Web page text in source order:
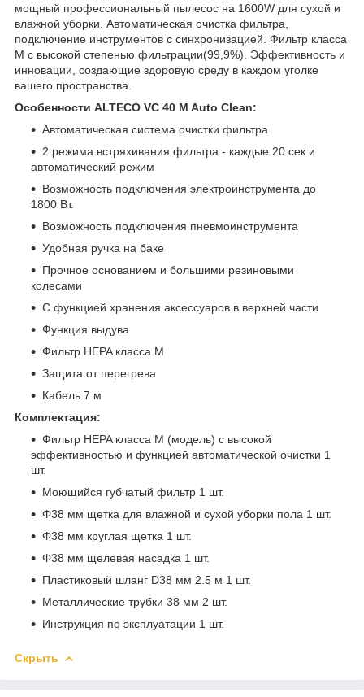
мощный профессиональный пылесос на 1600W для сухой и
влажной уборки. Автоматическая очистка фильтра,
подключение инструментов с синхронизацией. Фильтр класса
М с высокой степенью фильтрации(99,9%). Эффективность и
инновации, создающие здоровую среду в каждом уголке
вашего пространства.
Особенности ALTECO VC 40 M Auto Clean:
Автоматическая система очистки фильтра
2 режима встряхивания фильтра - каждые 20 сек и
автоматический режим
Возможность подключения электроинструмента до
1800 Вт.
Возможность подключения пневмоинструмента
Удобная ручка на баке
Прочное основанием и большими резиновыми
колесами
С функцией хранения аксессуаров в верхней части
Функция выдува
Фильтр HEPA класса M
Защита от перегрева
Кабель 7 м
Комплектация:
Фильтр HEPA класса M (модель) с высокой
эффективностью и функцией автоматической очистки 1
шт.
Моющийся губчатый фильтр 1 шт.
Φ38 мм щетка для влажной и сухой уборки пола 1 шт.
Φ38 мм круглая щетка 1 шт.
Φ38 мм щелевая насадка 1 шт.
Пластиковый шланг D38 мм 2.5 м 1 шт.
Металлические трубки 38 мм 2 шт.
Инструкция по эксплуатации 1 шт.
Скрыть